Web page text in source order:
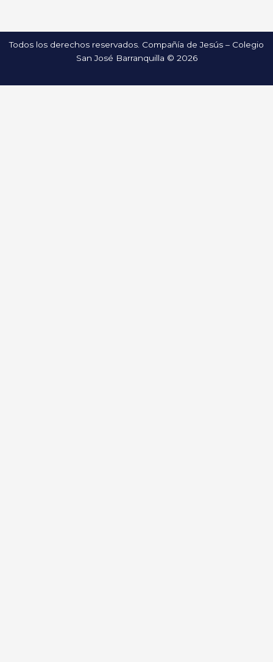
Todos los derechos reservados. Compañía de Jesús – Colegio
San José Barranquilla © 2026